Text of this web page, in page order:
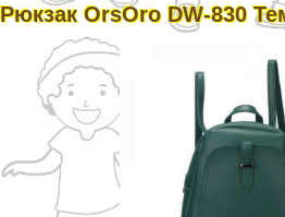
Рюкзак OrsOro DW-830